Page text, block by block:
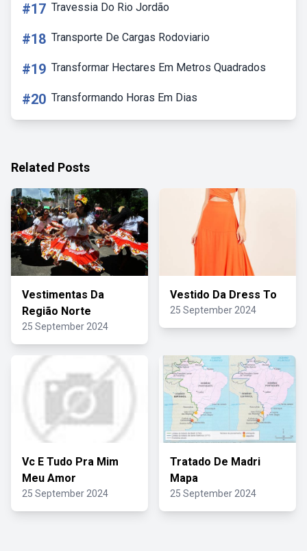
#17 Travessia Do Rio Jordão
#18 Transporte De Cargas Rodoviario
#19 Transformar Hectares Em Metros Quadrados
#20 Transformando Horas Em Dias
Related Posts
Vestimentas Da
Região Norte
25 September 2024
Vestido Da Dress To
25 September 2024
Vc E Tudo Pra Mim
Meu Amor
25 September 2024
Tratado De Madri
Mapa
25 September 2024